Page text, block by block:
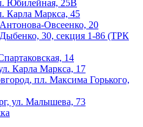
Юбилейная, 25В
Карла Маркса, 45
Овсеенко, 20
30, секция 1-86 (ТРК
14
Карла Маркса, 17
пл. Максима Горького,
ул. Малышева, 73